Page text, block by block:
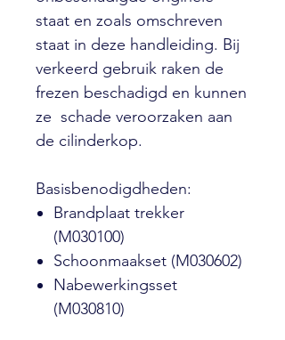
staat en zoals omschreven
staat in deze handleiding. Bij
verkeerd gebruik raken de
frezen beschadigd en kunnen
ze schade veroorzaken aan
de cilinderkop.
Basisbenodigdheden:
Brandplaat trekker
(M030100)
Schoonmaakset (M030602)
Nabewerkingsset
(M030810)